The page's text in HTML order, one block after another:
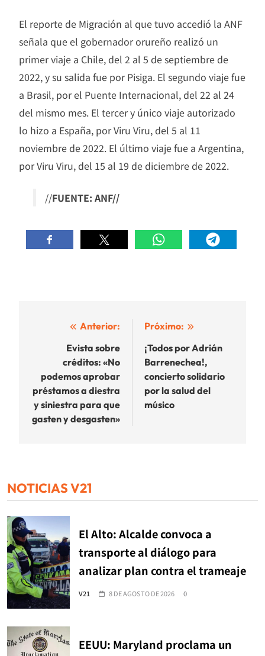
El reporte de Migración al que tuvo accedió la ANF
señala que el gobernador orureño realizó un
primer viaje a Chile, del 2 al 5 de septiembre de
2022, y su salida fue por Pisiga. El segundo viaje fue
a Brasil, por el Puente Internacional, del 22 al 24
del mismo mes. El tercer y único viaje autorizado
lo hizo a España, por Viru Viru, del 5 al 11
noviembre de 2022. El último viaje fue a Argentina,
por Viru Viru, del 15 al 19 de diciembre de 2022.
//FUENTE: ANF//
Navegación
entradas
Anterior:
Evista sobre
créditos: «No
podemos aprobar
préstamos a diestra
y siniestra para que
gasten y desgasten»
Próximo:
¡Todos por Adrián
Barrenechea!,
concierto solidario
por la salud del
músico
NOTICIAS V21
El Alto: Alcalde convoca a
transporte al diálogo para
analizar plan contra el trameaje
V21 8 DE AGOSTO DE 2026 0
EEUU: Maryland proclama un